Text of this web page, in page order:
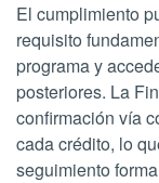
El cumplimiento
requisito
programa y
posteriores. La
confirmación vía
cada crédito, lo
seguimiento